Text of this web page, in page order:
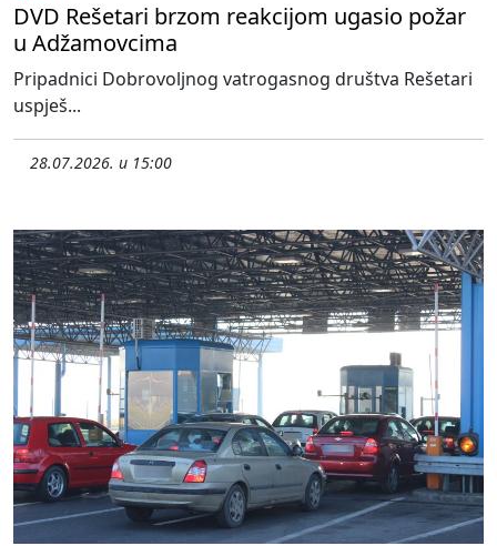
DVD Rešetari brzom reakcijom ugasio požar
u Adžamovcima
Pripadnici Dobrovoljnog vatrogasnog društva Rešetari
uspješ...
28.07.2026. u 15:00